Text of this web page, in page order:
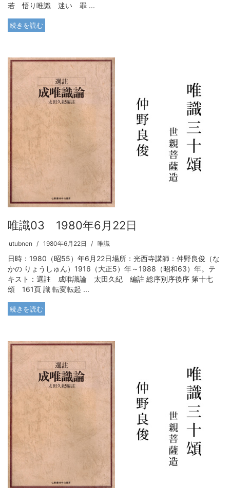
若 悟り唯識 迷い 罪 ...
続きを読む
唯識03 1980年6月22日
utubnen 1980年6月22日 唯識
日時：1980（昭55）年6月22日場所：光西寺講師：仲野良俊（な
かの りょうしゅん）1916（大正5）年～1988（昭和63）年。テ
キスト：選註 成唯識論 太田久紀 編註 総序別序後序 第十七
頌 161頁 識 転変転起 ...
続きを読む